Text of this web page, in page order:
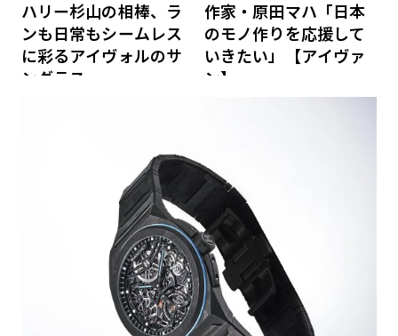
ハリー杉山の相棒、ラ
ンも日常もシームレス
に彩るアイヴォルのサ
ングラス
作家・原田マハ「日本
のモノ作りを応援して
いきたい」【アイヴァ
ン】